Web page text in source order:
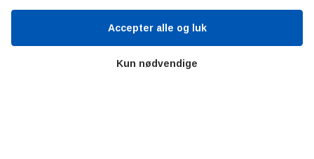
Nyheder og Indlæg om
Proportionalventiler
Seneste om Proportionalventiler
Kun nødvendige
Accepter alle og luk